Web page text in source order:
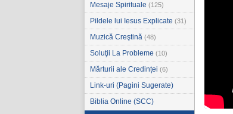
Mesaje Spirituale (125)
Pildele lui Iesus Explicate (31)
Muzică Creştină (48)
Soluţii La Probleme (10)
Mărturii ale Credinței (6)
Link-uri (Pagini Sugerate)
Biblia Online (SCC)